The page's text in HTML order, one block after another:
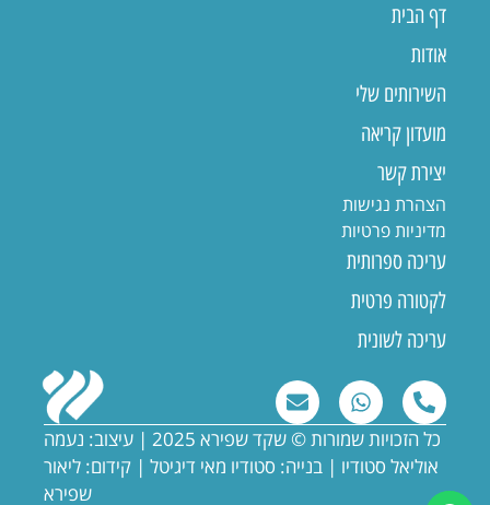
דף הבית
אודות
השירותים שלי
מועדון קריאה
יצירת קשר
הצהרת נגישות
מדיניות פרטיות
עריכה ספרותית
לקטורה פרטית
עריכה לשונית
כל הזכויות שמורות © שקד שפירא 2025 | עיצוב: נעמה
אוליאל סטודיו | בנייה: סטודיו מאי דיגיטל | קידום: ליאור
שפירא